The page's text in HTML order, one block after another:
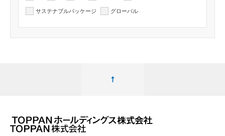
サステナブルパッケージ グローバル